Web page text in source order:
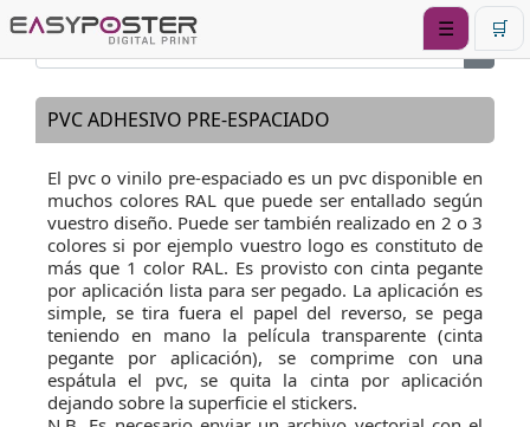
☰ 🛒
PVC ADHESIVO PRE-ESPACIADO
El pvc o vinilo pre-espaciado es un pvc disponible en
muchos colores RAL que puede ser entallado según
vuestro diseño. Puede ser también realizado en 2 o 3
colores si por ejemplo vuestro logo es constituto de
más que 1 color RAL. Es provisto con cinta pegante
por aplicación lista para ser pegado. La aplicación es
simple, se tira fuera el papel del reverso, se pega
teniendo en mano la película transparente (cinta
pegante por aplicación), se comprime con una
espátula el pvc, se quita la cinta por aplicación
dejando sobre la superficie el stickers.